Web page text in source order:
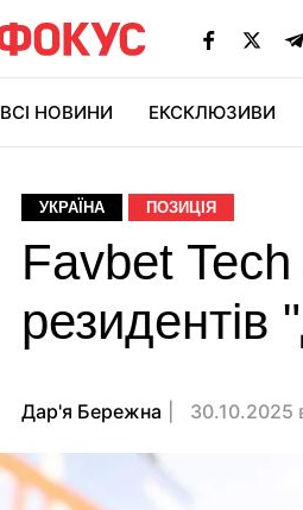
ВСІ НОВИНИ ЕКСКЛЮЗИВИ
УКРАЇНА ПОЗИЦІЯ
Favbet
резидентів
Дар'я Бережна 30.10.2025